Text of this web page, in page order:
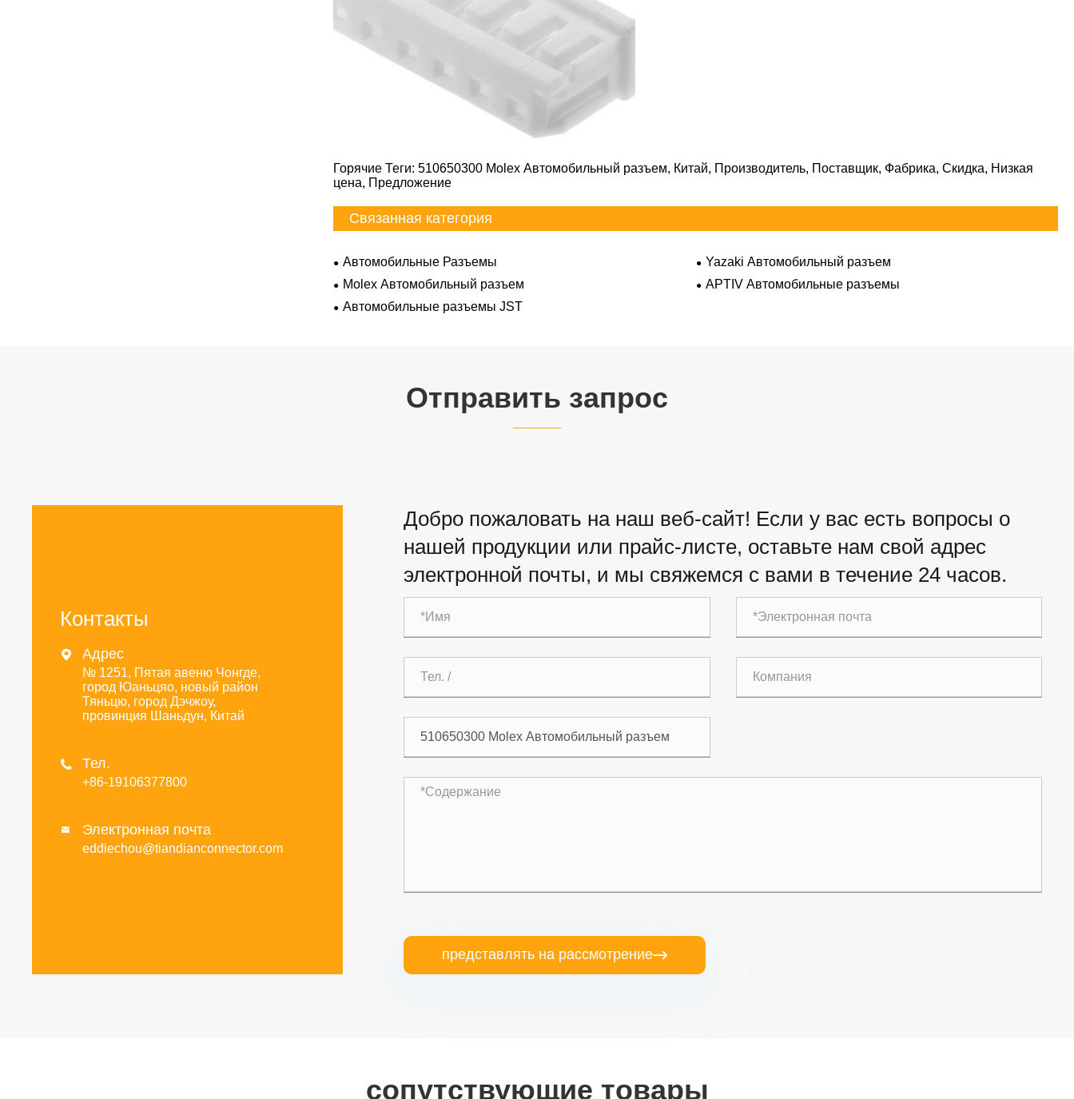
Горячие Теги: 510650300 Molex Автомобильный разъем, Китай, Производитель, Поставщик, Фабрика, Скидка, Низкая
цена, Предложение
Связанная категория
Автомобильные Разъемы
Yazaki Автомобильный разъем
Molex Автомобильный разъем
APTIV Автомобильные разъемы
Автомобильные разъемы JST
Отправить запрос
Контакты
 Адрес
№ 1251, Пятая авеню Чонгде,
город Юаньцяо, новый район
Тяньцю, город Дэчжоу,
провинция Шаньдун, Китай
 Тел.
+86-19106377800
 Электронная почта
eddiechou@tiandianconnector.com
Добро пожаловать на наш веб-сайт! Если у вас есть вопросы о
нашей продукции или прайс-листе, оставьте нам свой адрес
электронной почты, и мы свяжемся с вами в течение 24 часов.
представлять на рассмотрение
сопутствующие товары